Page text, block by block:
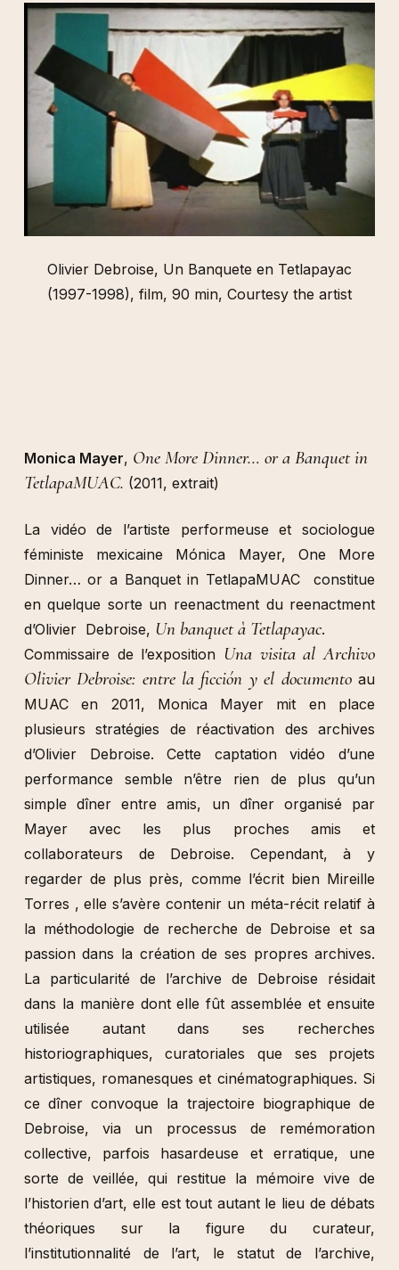
Olivier Debroise, Un Banquete en Tetlapayac
(1997-1998), film, 90 min, Courtesy the artist
Monica Mayer, One More Dinner… or a Banquet in
TetlapaMUAC. (2011, extrait)
La vidéo de l’artiste performeuse et sociologue
féministe mexicaine Mónica Mayer, One More
Dinner… or a Banquet in TetlapaMUAC constitue
en quelque sorte un reenactment du reenactment
d’Olivier Debroise, Un banquet à Tetlapayac.
Commissaire de l’exposition Una visita al Archivo
Olivier Debroise: entre la ficción y el documentoau
MUAC en 2011, Monica Mayer mit en place
plusieurs stratégies de réactivation des archives
d’Olivier Debroise. Cette captation vidéo d’une
performance semble n’être rien de plus qu’un
simple dîner entre amis, un dîner organisé par
Mayer avec les plus proches amis et
collaborateurs de Debroise. Cependant, à y
regarder de plus près, comme l’écrit bien Mireille
Torres , elle s’avère contenir un méta-récit relatif à
la méthodologie de recherche de Debroise et sa
passion dans la création de ses propres archives.
La particularité de l’archive de Debroise résidait
dans la manière dont elle fût assemblée et ensuite
utilisée autant dans ses recherches
historiographiques, curatoriales que ses projets
artistiques, romanesques et cinématographiques. Si
ce dîner convoque la trajectoire biographique de
Debroise, via un processus de remémoration
collective, parfois hasardeuse et erratique, une
sorte de veillée, qui restitue la mémoire vive de
l’historien d’art, elle est tout autant le lieu de débats
théoriques sur la figure du curateur,
l’institutionnalité de l’art, le statut de l’archive,